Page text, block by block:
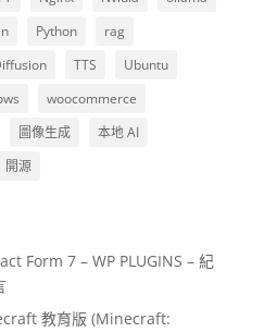
Python
rag
TTS
Ubuntu
woocommerce
圖像生成
本地 AI
開源
Form 7 – WP PLUGINS – 紀
教育版 (Minecraft: